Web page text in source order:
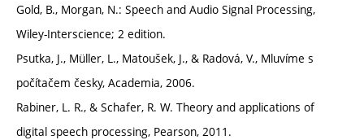
Gold, B., Morgan, N.: Speech and Audio Signal Processing,
Wiley-Interscience; 2 edition.
Psutka, J., Müller, L., Matoušek, J., & Radová, V., Mluvíme s
počítačem česky, Academia, 2006.
Rabiner, L. R., & Schafer, R. W. Theory and applications of
digital speech processing, Pearson, 2011.